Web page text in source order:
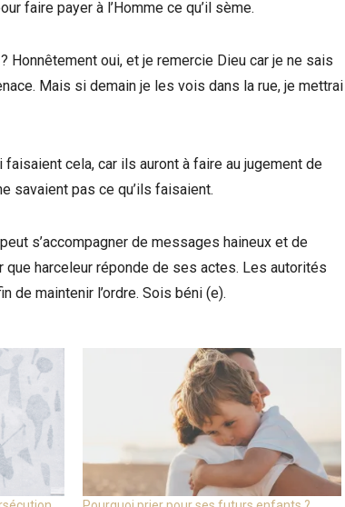
faire payer à l’Homme ce qu’il sème.
Honnêtement oui, et je remercie Dieu car je ne sais
Mais si demain je les vois dans la rue, je mettrai
cela, car ils auront à faire au jugement de
savaient pas ce qu’ils faisaient.
s’accompagner de messages haineux et de
harceleur réponde de ses actes. Les autorités
de maintenir l’ordre. Sois béni (e).